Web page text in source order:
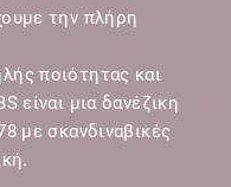
την πλήρη
ποιότητας και
είναι μια δανέζικη
με σκανδιναβικές